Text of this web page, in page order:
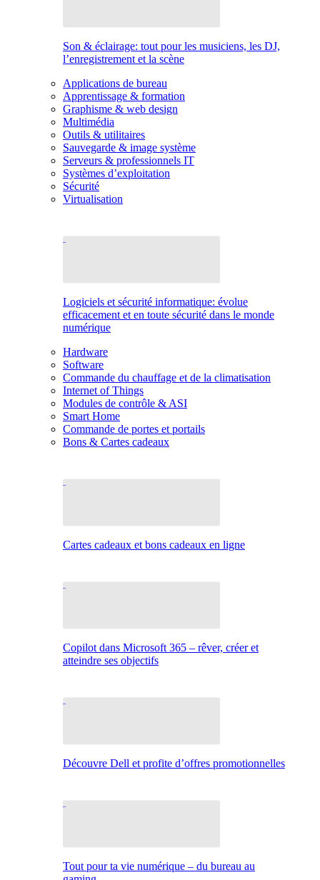
Son & éclairage: tout pour les musiciens, les DJ,
l’enregistrement et la scène
Applications de bureau
Apprentissage & formation
Graphisme & web design
Multimédia
Outils & utilitaires
Sauvegarde & image système
Serveurs & professionnels IT
Systèmes d’exploitation
Sécurité
Virtualisation
Logiciels et sécurité informatique: évolue
efficacement et en toute sécurité dans le monde
numérique
Hardware
Software
Commande du chauffage et de la climatisation
Internet of Things
Modules de contrôle & ASI
Smart Home
Commande de portes et portails
Bons & Cartes cadeaux
Cartes cadeaux et bons cadeaux en ligne
Copilot dans Microsoft 365 – rêver, créer et
atteindre ses objectifs
Découvre Dell et profite d’offres promotionnelles
Tout pour ta vie numérique – du bureau au